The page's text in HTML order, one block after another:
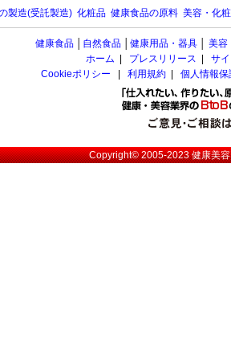
製造(受託製造) 化粧品 健康食品の原料 美容・化
健康食品 自然食品 健康用品・器具 美容
ホーム
プレスリリース
サ
Cookieポリシー
利用規約 個人情報
Copyright© 2005-2023健康美